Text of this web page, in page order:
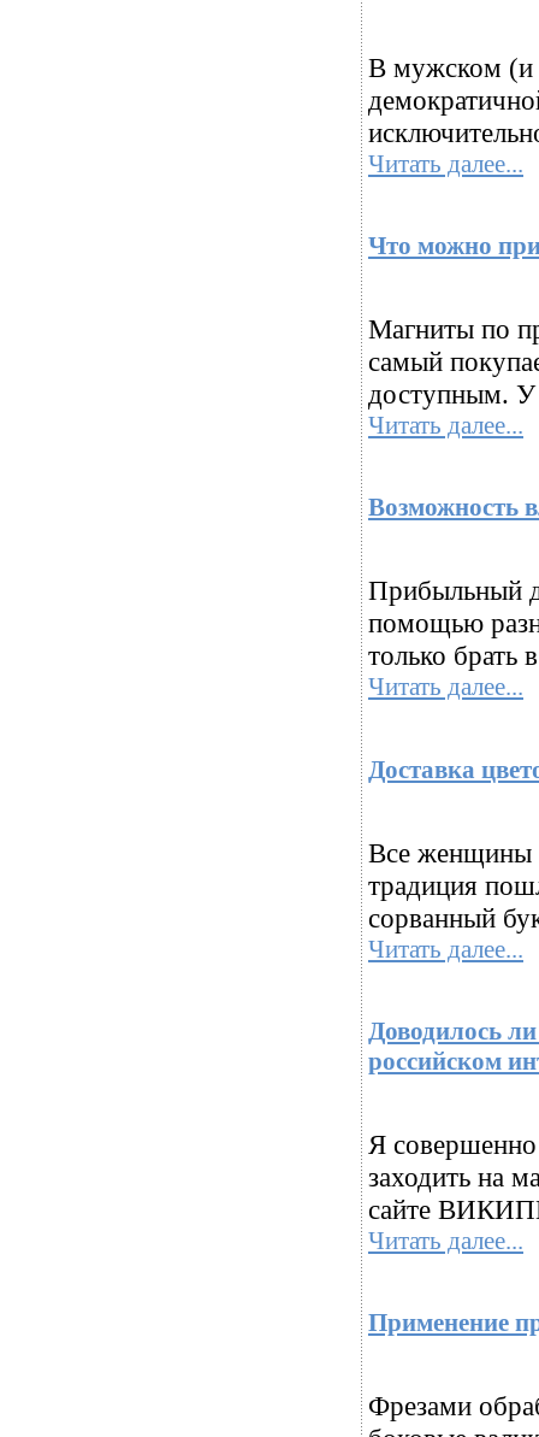
В мужском (и
Читать далее...
Что можно
Магниты по
самый
доступным. У
Читать далее...
Возможность
Прибыльный
помощью
только брать
Читать далее...
Доставка
Все женщины
традиция
сорванный
Читать далее...
Доводилось
российском
Я совершенно
заходить на
сайте
Читать далее...
Применение
Фрезами